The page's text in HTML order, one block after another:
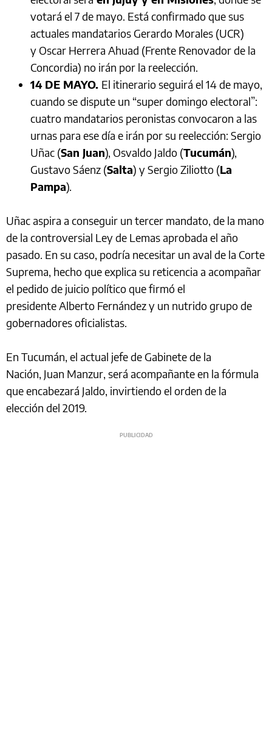
votará el 7 de mayo. Está confirmado que sus
actuales mandatarios Gerardo Morales (UCR)
y Oscar Herrera Ahuad (Frente Renovador de la
Concordia) no irán por la reelección.
14 DE MAYO. El itinerario seguirá el 14 de mayo,
cuando se dispute un “super domingo electoral”:
cuatro mandatarios peronistas convocaron a las
urnas para ese día e irán por su reelección: Sergio
Uñac (San Juan), Osvaldo Jaldo (Tucumán),
Gustavo Sáenz (Salta) y Sergio Ziliotto (La
Pampa).
Uñac aspira a conseguir un tercer mandato, de la mano
de la controversial Ley de Lemas aprobada el año
pasado. En su caso, podría necesitar un aval de la Corte
Suprema, hecho que explica su reticencia a acompañar
el pedido de juicio político que firmó el
presidente Alberto Fernández y un nutrido grupo de
gobernadores oficialistas.
En Tucumán, el actual jefe de Gabinete de la
Nación, Juan Manzur, será acompañante en la fórmula
que encabezará Jaldo, invirtiendo el orden de la
elección del 2019.